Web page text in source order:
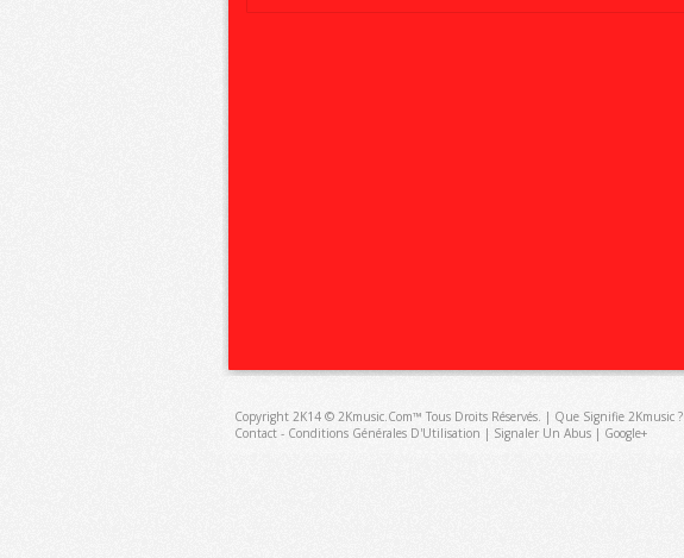
Copyright 2K14 © 2Kmusic.com™ Tous Droits Réservés. | Que Signifie 2Kmusic ?
Contact - Conditions Générales D'Utilisation | Signaler Un Abus | Google+